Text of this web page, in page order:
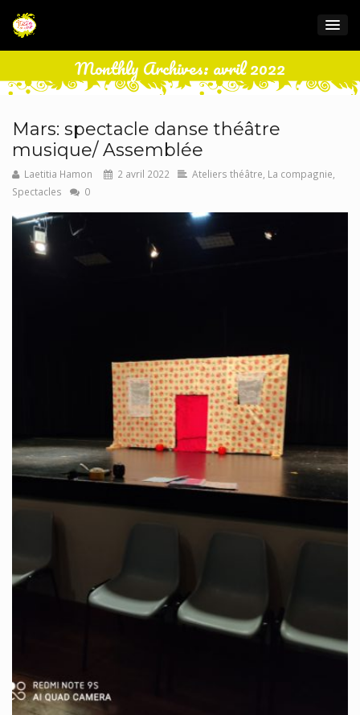
Monthly Archives: avril 2022
Mars: spectacle danse théâtre
musique/ Assemblée
Laetitia Hamon 2 avril 2022 Ateliers théâtre La compagnie
Spectacles
0